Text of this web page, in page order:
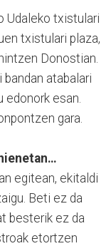
Udaleko txistulari
txistulari plaza,
Donostian.
atabalari
edonork esan.
gara.
egitean, ekitaldi
Beti ez da
besterik ez da
etortzen